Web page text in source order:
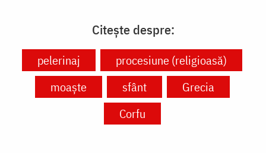
Citește despre:
pelerinaj
procesiune (religioasă)
moaște
sfânt
Grecia
Corfu